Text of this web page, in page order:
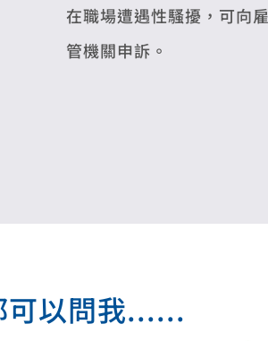
在職場遭遇性騷擾，可向
管機關申訴。
可以問我......